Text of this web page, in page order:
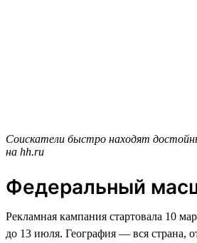
Соискатели быстро находят
на hh.ru
Федеральный
Рекламная кампания стартовала 10
до 13 июля. География — вся страна,